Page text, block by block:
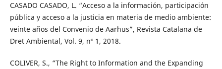
CASADO CASADO, L. “Acceso a la información, participación
pública y acceso a la justicia en materia de medio ambiente:
veinte años del Convenio de Aarhus”, Revista Catalana de
Dret Ambiental, Vol. 9, nº 1, 2018.
COLIVER, S., “The Right to Information and the Expanding